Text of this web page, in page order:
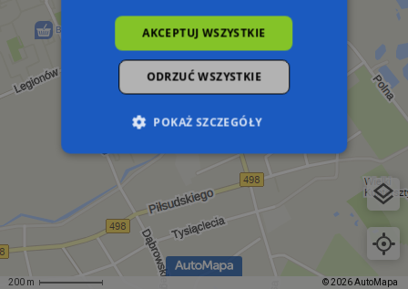
200 m © 2026 AutoMapa
AKCEPTUJ WSZYSTKIE
ODRZUĆ WSZYSTKIE
POKAŻ SZCZEGÓŁY
Niezbędne Wydajność
Targetowanie
Funkcjonalność
Niesklasyfikowane
Niezbędne pliki cookie umożliwiają korzystanie z
podstawowych funkcji strony internetowej,
takich jak logowanie użytkownika i zarządzanie